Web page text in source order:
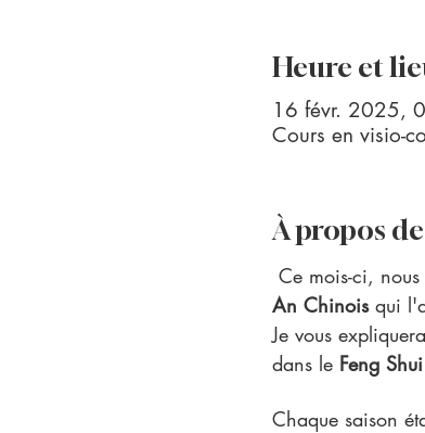
Heure et
16 févr. 2025,
Cours en visio-
À propos
Ce mois-ci,
An Chinois qui
Je vous
dans le Feng Shui
Chaque saison